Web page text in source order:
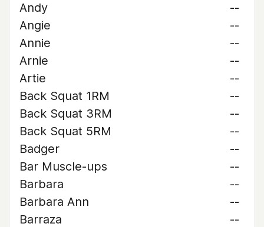
Andy
--
Angie
--
Annie
--
Arnie
--
Artie
--
Back Squat 1RM
--
Back Squat 3RM
--
Back Squat 5RM
--
Badger
--
Bar Muscle-ups
--
Barbara
--
Barbara Ann
--
Barraza
--